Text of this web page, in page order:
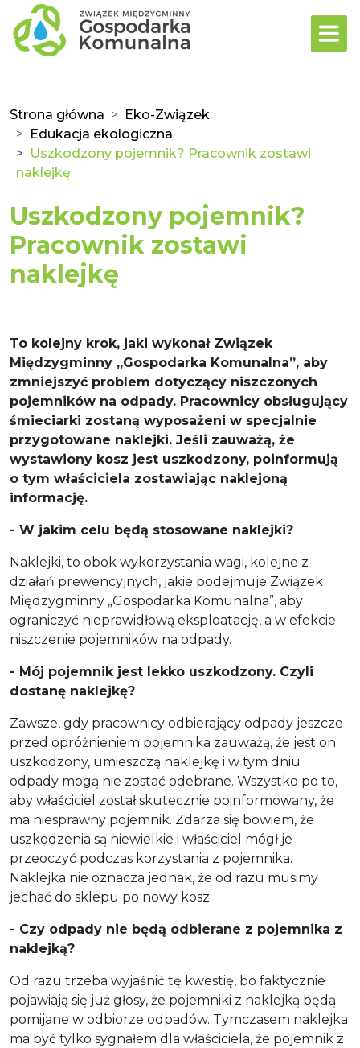
Strona główna
Eko-Związek
Edukacja ekologiczna
Uszkodzony pojemnik? Pracownik zostawi
naklejkę
Uszkodzony pojemnik?
Pracownik zostawi
naklejkę
To kolejny krok, jaki wykonał Związek
Międzygminny „Gospodarka Komunalna”, aby
zmniejszyć problem dotyczący niszczonych
pojemników na odpady. Pracownicy obsługujący
śmieciarki zostaną wyposażeni w specjalnie
przygotowane naklejki. Jeśli zauważą, że
wystawiony kosz jest uszkodzony, poinformują
o tym właściciela zostawiając naklejoną
informację.
- W jakim celu będą stosowane naklejki?
Naklejki, to obok wykorzystania wagi, kolejne z
działań prewencyjnych, jakie podejmuje Związek
Międzygminny „Gospodarka Komunalna”, aby
ograniczyć nieprawidłową eksploatację, a w efekcie
niszczenie pojemników na odpady.
- Mój pojemnik jest lekko uszkodzony. Czyli
dostanę naklejkę?
Zawsze, gdy pracownicy odbierający odpady jeszcze
przed opróżnieniem pojemnika zauważą, że jest on
uszkodzony, umieszczą naklejkę i w tym dniu
odpady mogą nie zostać odebrane. Wszystko po to,
aby właściciel został skutecznie poinformowany, że
ma niesprawny pojemnik. Zdarza się bowiem, że
uszkodzenia są niewielkie i właściciel mógł je
przeoczyć podczas korzystania z pojemnika.
Naklejka nie oznacza jednak, że od razu musimy
jechać do sklepu po nowy kosz.
- Czy odpady nie będą odbierane z pojemnika z
naklejką?
Od razu trzeba wyjaśnić tę kwestię, bo faktycznie
pojawiają się już głosy, że pojemniki z naklejką będą
pomijane w odbiorze odpadów. Tymczasem naklejka
ma być tylko sygnałem dla właściciela, że pojemnik z